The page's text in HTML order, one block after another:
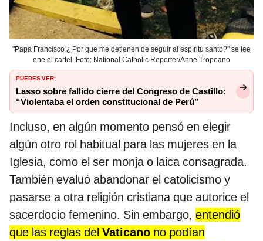
"Papa Francisco ¿ Por que me detienen de seguir al espíritu santo?" se lee
ene el cartel. Foto: National Catholic Reporter/Anne Tropeano
PUEDES VER:
Lasso sobre fallido cierre del Congreso de Castillo:
“Violentaba el orden constitucional de Perú”
Incluso, en algún momento pensó en elegir
algún otro rol habitual para las mujeres en la
Iglesia, como el ser monja o laica consagrada.
También evaluó abandonar el catolicismo y
pasarse a otra religión cristiana que autorice el
sacerdocio femenino. Sin embargo, entendió
que las reglas del Vaticano no podían